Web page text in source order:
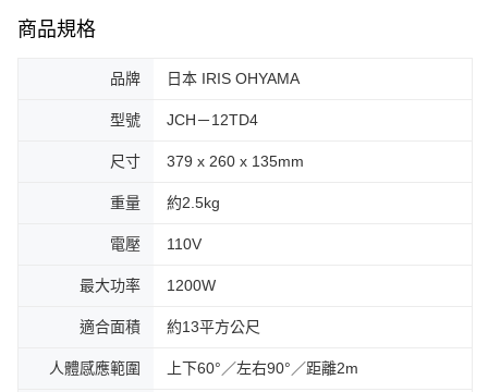
商品規格
品牌 日本 IRIS OHYAMA
型號 JCH－12TD4
尺寸 379 x 260 x 135mm
重量 約2.5kg
電壓 110V
最大功率 1200W
適合面積 約13平方公尺
人體感應範圍 上下60°／左右90°／距離2m